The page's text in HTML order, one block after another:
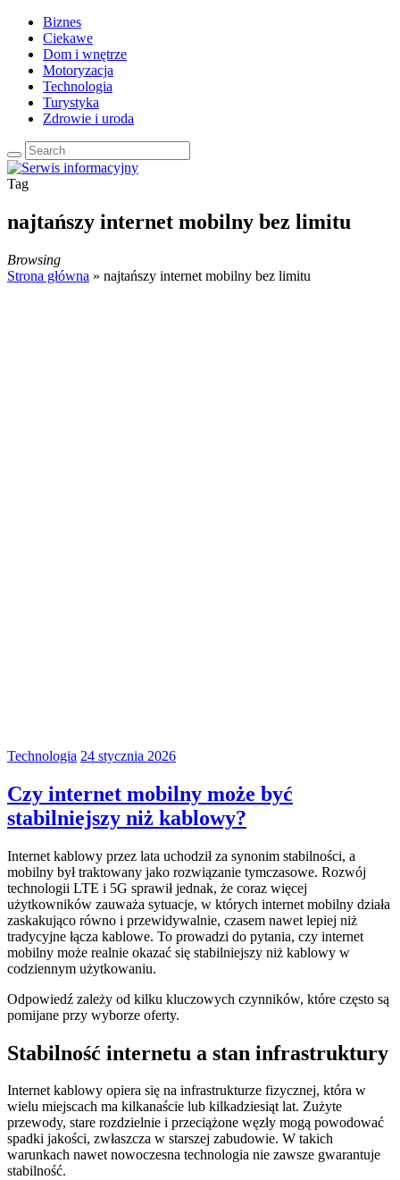
Biznes
Ciekawe
Dom i wnętrze
Motoryzacja
Technologia
Turystyka
Zdrowie i uroda
Tag
najtańszy internet mobilny bez limitu
Browsing
Strona główna » najtańszy internet mobilny bez limitu
Technologia 24 stycznia 2026
Czy internet mobilny może być
stabilniejszy niż kablowy?
Internet kablowy przez lata uchodził za synonim stabilności, a
mobilny był traktowany jako rozwiązanie tymczasowe. Rozwój
technologii LTE i 5G sprawił jednak, że coraz więcej
użytkowników zauważa sytuacje, w których internet mobilny działa
zaskakująco równo i przewidywalnie, czasem nawet lepiej niż
tradycyjne łącza kablowe. To prowadzi do pytania, czy internet
mobilny może realnie okazać się stabilniejszy niż kablowy w
codziennym użytkowaniu.
Odpowiedź zależy od kilku kluczowych czynników, które często są
pomijane przy wyborze oferty.
Stabilność internetu a stan infrastruktury
Internet kablowy opiera się na infrastrukturze fizycznej, która w
wielu miejscach ma kilkanaście lub kilkadziesiąt lat. Zużyte
przewody, stare rozdzielnie i przeciążone węzły mogą powodować
spadki jakości, zwłaszcza w starszej zabudowie. W takich
warunkach nawet nowoczesna technologia nie zawsze gwarantuje
stabilność.